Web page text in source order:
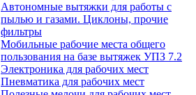
Автономные вытяжки для работы с
пылью и газами. Циклоны, прочие
фильтры
Мобильные рабочие места общего
пользования на базе вытяжек УПЗ 7.2
Электроника для рабочих мест
Пневматика для рабочих мест